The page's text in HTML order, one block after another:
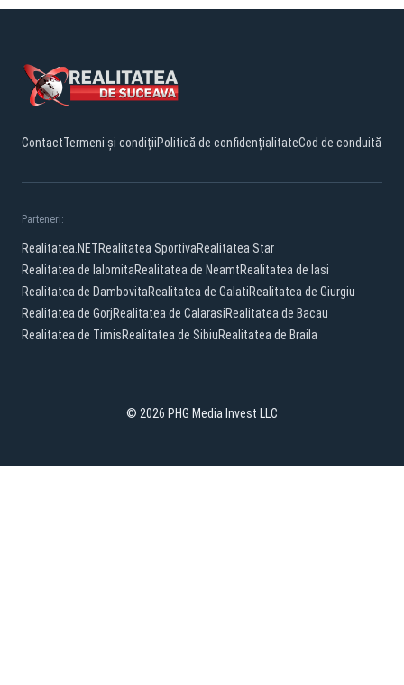
ContactTermeni și condițiiPolitică de confidențialitateCod de conduită
Parteneri:
Realitatea.NETRealitatea SportivaRealitatea Star
Realitatea de IalomitaRealitatea de NeamtRealitatea de Iasi
Realitatea de DambovitaRealitatea de GalatiRealitatea de Giurgiu
Realitatea de GorjRealitatea de CalarasiRealitatea de Bacau
Realitatea de TimisRealitatea de SibiuRealitatea de Braila
© 2026 PHG Media Invest LLC